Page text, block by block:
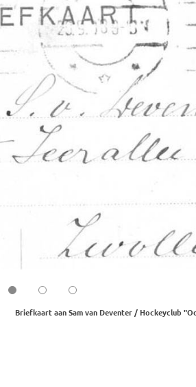
Briefkaart aan Sam van Deventer / Hockeyclub